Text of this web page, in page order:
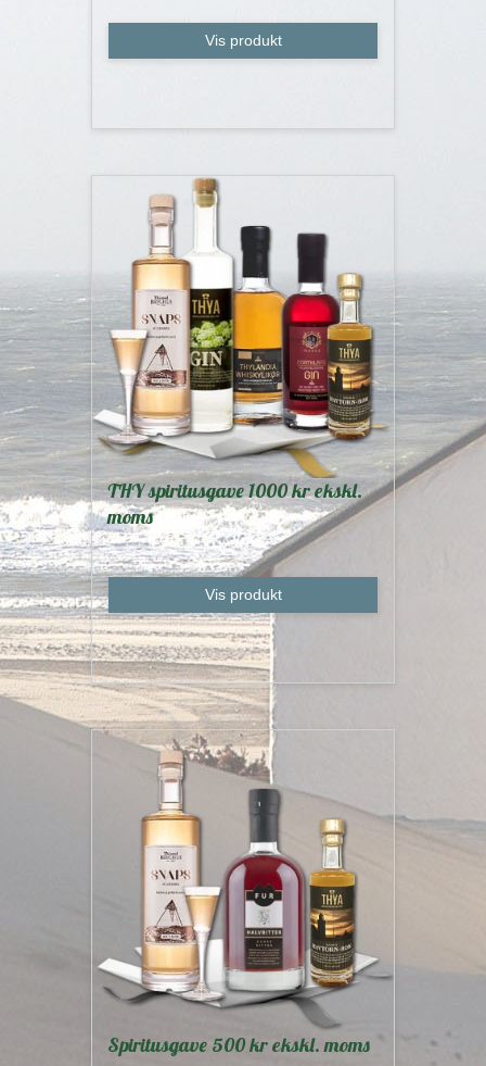
Vis produkt
THY spiritusgave 1000 kr ekskl.
moms
Vis produkt
Spiritusgave 500 kr ekskl. moms